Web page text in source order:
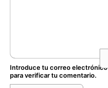
Introduce tu correo electrónico
para verificar tu comentario.